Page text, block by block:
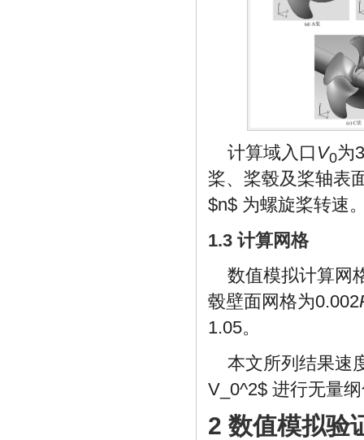
计算域入口 V0为
桨、桨毂及桨轴表
$n$ 为螺旋桨转速
1.3 计算网格
数值模拟计算网
毂壁面网格为0.002
1.05。
本文所列结果速
V_0^2$ 进行无量
2 数值模拟验